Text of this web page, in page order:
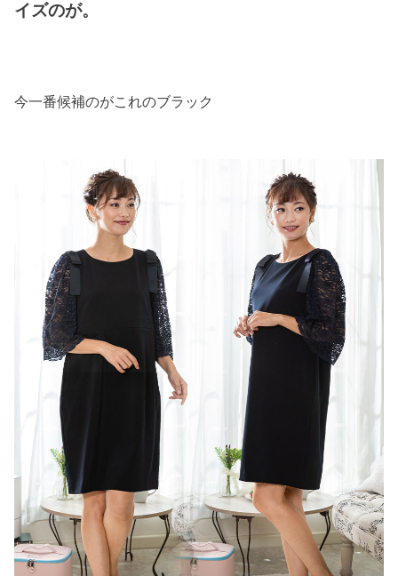
イズのが。
今一番候補のがこれのブラック